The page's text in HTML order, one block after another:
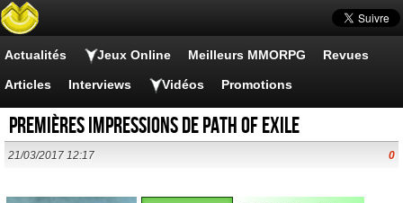
Actualités Jeux Online Meilleurs MMORPG Revues
Articles Interviews Vidéos Promotions
Premières impressions de Path of Exile
21/03/2017 12:17 0